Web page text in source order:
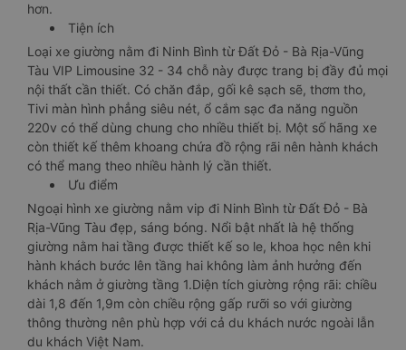
hơn.
Tiện ích
Loại xe giường nằm đi Ninh Bình từ Đất Đỏ - Bà Rịa-Vũng
Tàu VIP Limousine 32 - 34 chỗ này được trang bị đầy đủ mọi
nội thất cần thiết. Có chăn đắp, gối kê sạch sẽ, thơm tho,
Tivi màn hình phẳng siêu nét, ổ cắm sạc đa năng nguồn
220v có thể dùng chung cho nhiều thiết bị. Một số hãng xe
còn thiết kế thêm khoang chứa đồ rộng rãi nên hành khách
có thể mang theo nhiều hành lý cần thiết.
Ưu điểm
Ngoại hình xe giường nằm vip đi Ninh Bình từ Đất Đỏ - Bà
Rịa-Vũng Tàu đẹp, sáng bóng. Nổi bật nhất là hệ thống
giường nằm hai tầng được thiết kế so le, khoa học nên khi
hành khách bước lên tầng hai không làm ảnh hưởng đến
khách nằm ở giường tầng 1.Diện tích giường rộng rãi: chiều
dài 1,8 đến 1,9m còn chiều rộng gấp rưỡi so với giường
thông thường nên phù hợp với cả du khách nước ngoài lẫn
du khách Việt Nam.